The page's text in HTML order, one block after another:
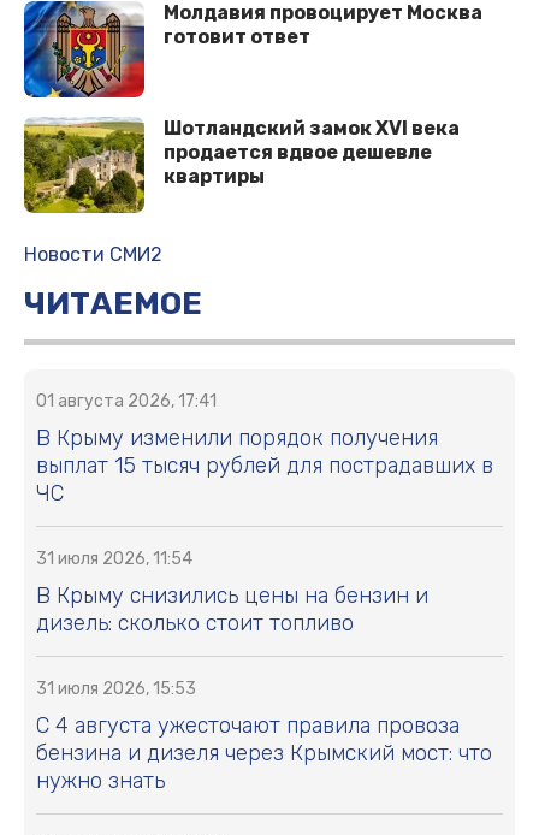
Молдавия провоцирует Москва
готовит ответ
Шотландский замок XVI века
продается вдвое дешевле
квартиры
Новости СМИ2
ЧИТАЕМОЕ
01 августа 2026, 17:41
В Крыму изменили порядок получения
выплат 15 тысяч рублей для пострадавших в
ЧС
31 июля 2026, 11:54
В Крыму снизились цены на бензин и
дизель: сколько стоит топливо
31 июля 2026, 15:53
С 4 августа ужесточают правила провоза
бензина и дизеля через Крымский мост: что
нужно знать